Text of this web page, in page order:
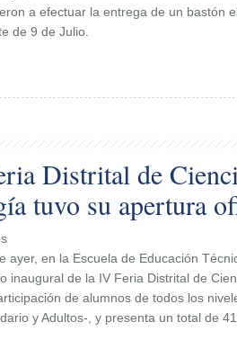
a efectuar la entrega de un bastón
de 9 de Julio.
Distrital de
tuvo su apertura
ayer, en la Escuela de Educación
inaugural de la IV Feria Distrital de
de alumnos de todos los
y Adultos-, y presenta un total de